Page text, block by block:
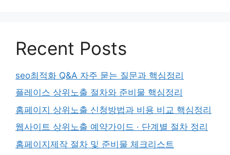
Recent Posts
seo최적화 Q&A 자주 묻는 질문과 핵심정리
플레이스 상위노출 절차와 준비물 핵심정리
홈페이지 상위노출 신청방법과 비용 비교 핵심정리
웹사이트 상위노출 예약가이드 · 단계별 절차 정리
홈페이지제작 절차 및 준비물 체크리스트